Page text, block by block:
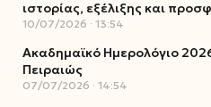
ιστορίας, εξέλιξης και
10/07/2026 13:54
Ακαδημαϊκό Ημερολόγιο
Πειραιώς
07/07/2026 14:54